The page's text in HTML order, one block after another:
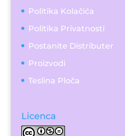
Politika Kolačića
Politika Privatnosti
Postanite Distributer
Proizvodi
Teslina Ploča
Licenca